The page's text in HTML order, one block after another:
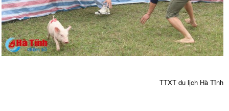
TTXT du lịch Hà Tĩnh